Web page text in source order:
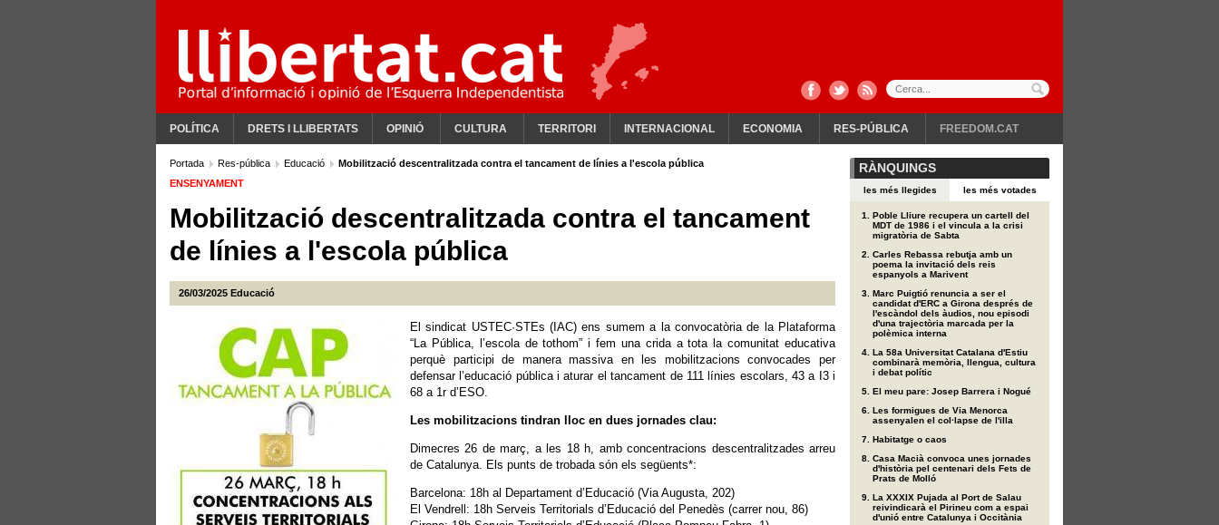
POLÍTICA DRETS I LLIBERTATS OPINIÓ CULTURA TERRITORI INTERNACIONAL ECONOMIA RES-PÚBLICA FREEDOM.CAT
Portada Res-pública Educació
Mobilització descentralitzada contra el tancament de línies a l'escola pública
ENSENYAMENT
Mobilització descentralitzada contra el tancament
de línies a l'escola pública
26/03/2025 Educació
El sindicat USTEC·STEs (IAC) ens sumem a la convocatòria de la Plataforma
“La Pública, l’escola de tothom” i fem una crida a tota la comunitat educativa
perquè participi de manera massiva en les mobilitzacions convocades per
defensar l’educació pública i aturar el tancament de 111 línies escolars, 43 a I3 i
68 a 1r d’ESO.
Les mobilitzacions tindran lloc en dues jornades clau:
Dimecres 26 de març, a les 18 h, amb concentracions descentralitzades arreu
de Catalunya. Els punts de trobada són els següents*:
Barcelona: 18h al Departament d’Educació (Via Augusta, 202)
El Vendrell: 18h Serveis Territorials d’Educació del Penedès (carrer nou, 86)
RÀNQUINGS
les més llegides les més votades
Poble Lliure recupera un cartell del
MDT de 1986 i el vincula a la crisi
migratòria de Sabta
Carles Rebassa rebutja amb un
poema la invitació dels reis
espanyols a Marivent
Marc Puigtió renuncia a ser el
candidat d'ERC a Girona després de
l'escàndol dels àudios, nou episodi
d'una trajectòria marcada per la
polèmica interna
La 58a Universitat Catalana d'Estiu
combinarà memòria, llengua, cultura
i debat polític
El meu pare: Josep Barrera i Nogué
Les formigues de Via Menorca
assenyalen el col·lapse de l'illa
Habitatge o caos
Casa Macià convoca unes jornades
d'història pel centenari dels Fets de
Prats de Molló
La XXXIX Pujada al Port de Salau
reivindicarà el Pirineu com a espai
d'unió entre Catalunya i Occitània